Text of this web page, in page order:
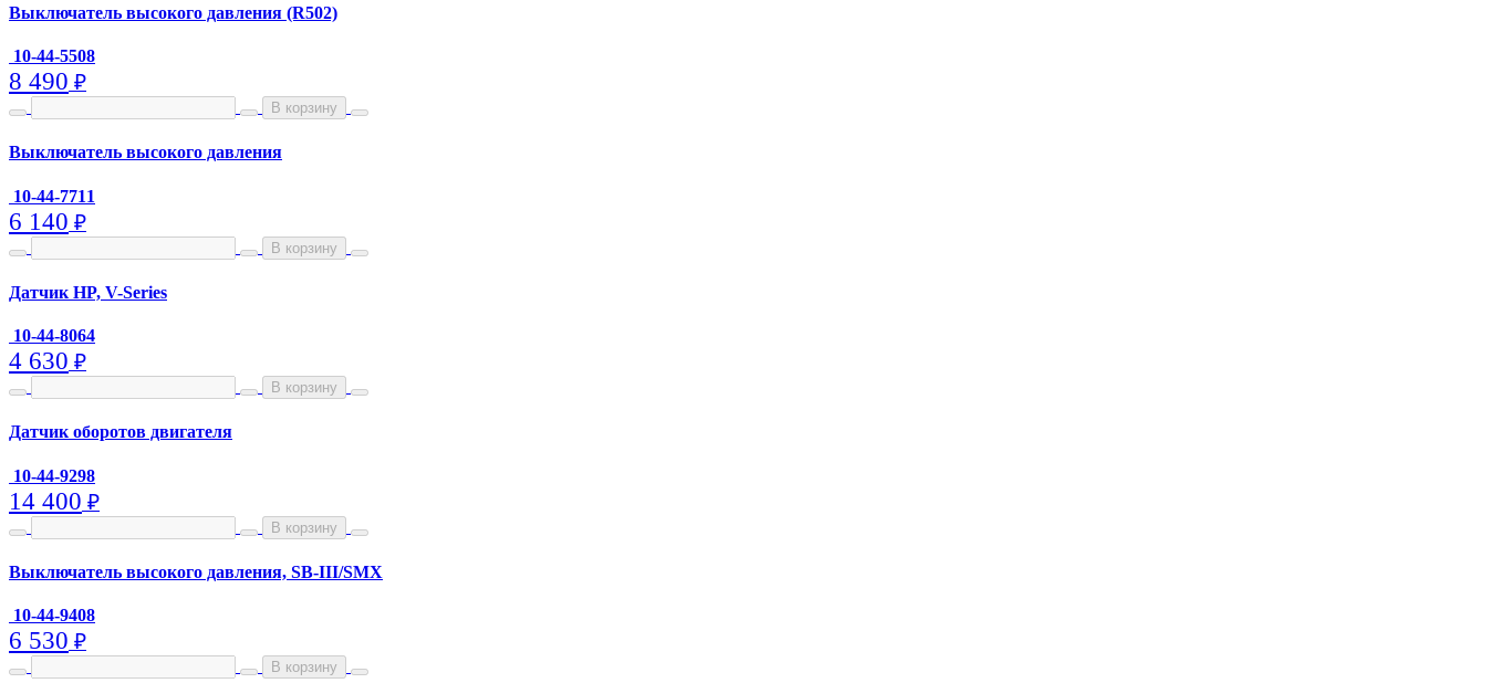
Выключатель высокого давления (R502)
10-44-5508
8 490 ₽
В корзину
Выключатель высокого давления
10-44-7711
6 140 ₽
В корзину
Датчик HP, V-Series
10-44-8064
4 630 ₽
В корзину
Датчик оборотов двигателя
10-44-9298
14 400 ₽
В корзину
Выключатель высокого давления, SB-III/SMX
10-44-9408
6 530 ₽
В корзину